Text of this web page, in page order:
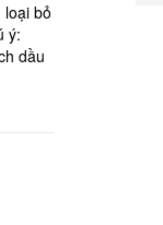
bỏ
ý:
dầu